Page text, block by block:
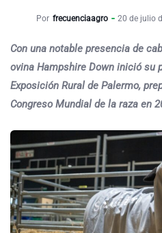
Por frecuenciaagro 20 de julio
Con una notable presencia de
ovina Hampshire Down inició su
Exposición Rural de Palermo,
Congreso Mundial de la raza en